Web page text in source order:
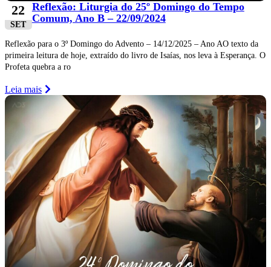
22
SET
Reflexão: Liturgia do 25º Domingo do Tempo
Comum, Ano B – 22/09/2024
Reflexão para o 3º Domingo do Advento – 14/12/2025 – Ano AO texto da
primeira leitura de hoje, extraído do livro de Isaías, nos leva à Esperança. O
Profeta quebra a ro
Leia mais